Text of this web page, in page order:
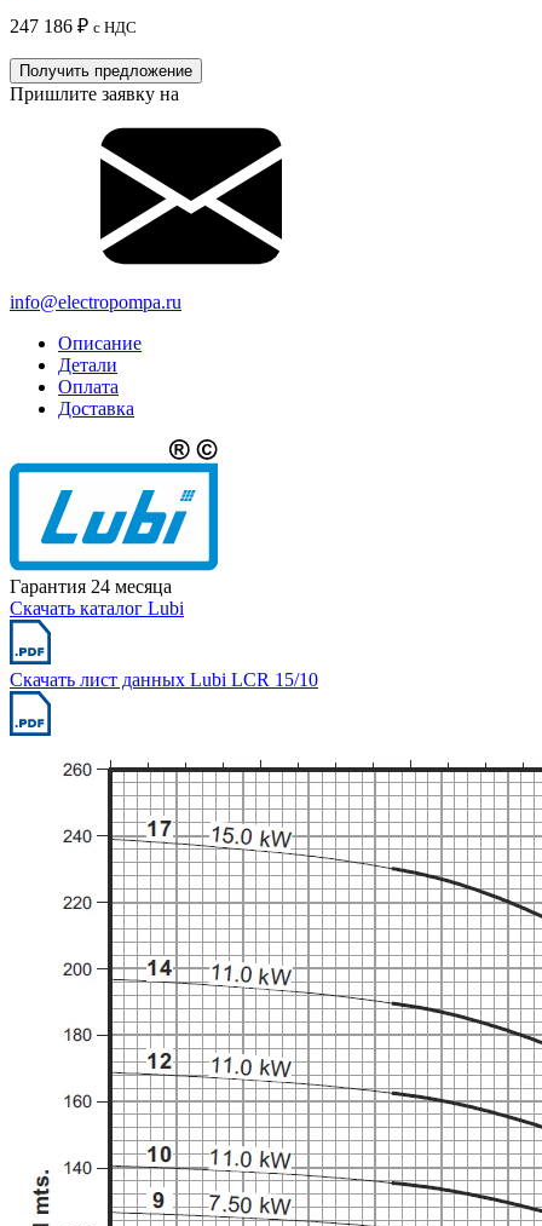
247 186 ₽ с НДС
Получить предложение
Пришлите заявку на
info@electropompa.ru
Описание
Детали
Оплата
Доставка
Гарантия 24 месяца
Скачать каталог Lubi
Скачать лист данных Lubi LCR 15/10